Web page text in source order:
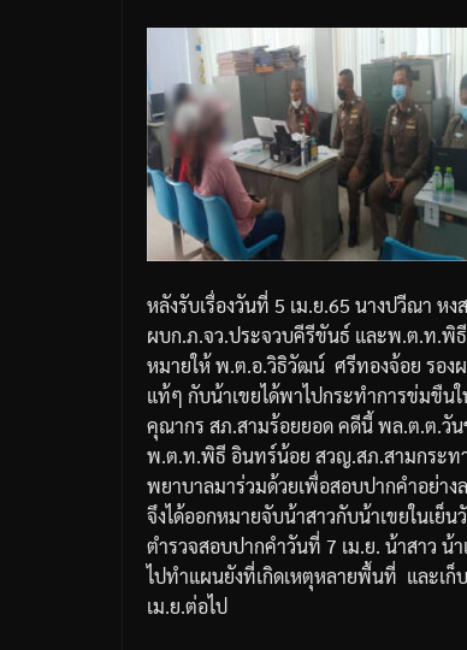
หลังรับเรื่องวันที่ 5 เม.ย.65 นางปวีณา หง
ผบก.ภ.จว.ประจวบคีรีขันธ์ และพ.ต.ท.พิธี
หมายให้พ.ต.อ.วิธิวัฒน์ ศรีทองจ้อย รอง
แท้ๆ กับน้าเขยได้พาไปกระทำการข่มขืน
คุณากร สภ.สามร้อยยอดคดีนี้พล.ต.ต.วั
พ.ต.ท.พิธี อินทร์น้อย สวญ.สภ.สามกระท
พยาบาลมาร่วมด้วยเพื่อสอบปากคำอย่าง
จึงได้ออกหมายจับน้าสาวกับน้าเขยในเย็น
ตำรวจสอบปากคำวันที่ 7 เม.ย. น้าสาว น้า
ไปทำแผนยังที่เกิดเหตุหลายพื้นที่ และเก็
เม.ย.ต่อไป